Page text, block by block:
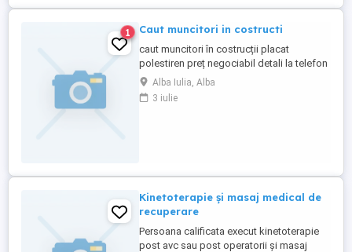
1 Caut muncitori in costructi
caut muncitori în costrucții placat
polestiren preț negociabil detali la telefon
nr Alba Iulia, Alba
3 iulie
Kinetoterapie și masaj medical de
recuperare
Persoana calificata execut kinetoterapie
post avc sau post operatorii și masaj